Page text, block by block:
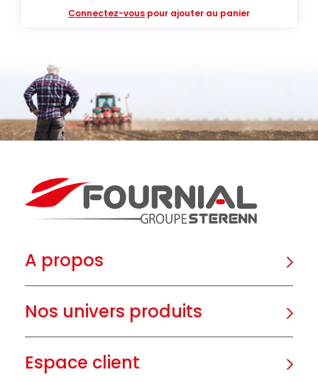
Connectez-vous pour ajouter au panier
A propos
Nos univers produits
Espace client